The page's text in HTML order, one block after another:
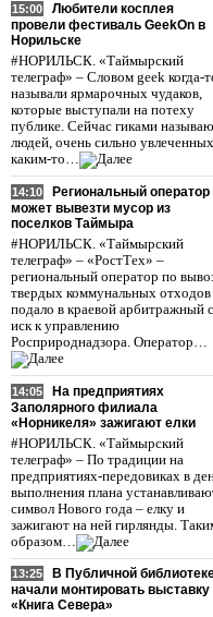
15:00
Любители косплея
провели фестиваль GeekOn в
Норильске
#НОРИЛЬСК. «Таймырский
телеграф» – Словом geek когда-
называли ярмарочных чудаков,
которые выступали на потеху
публике. Сейчас гиками
людей, очень сильно увлеченных
каким-то…
14:10
Региональный оператор
может вывезти мусор из
поселков Таймыра
#НОРИЛЬСК. «Таймырский
телеграф» – «РостТех» –
региональный оператор по
твердых коммунальных отходов
подало в краевой арбитражный
иск к управлению
Росприроднадзора. Оператор…
14:05
На предприятиях
Заполярного филиала
«Норникеля» зажигают елки
#НОРИЛЬСК. «Таймырский
телеграф» – По традиции на
предприятиях-передовиках в
выполнения плана
символ Нового года – елку и
зажигают на ней гирлянды.
образом…
13:25
В Публичной
начали монтировать выставку
«Книга Севера»